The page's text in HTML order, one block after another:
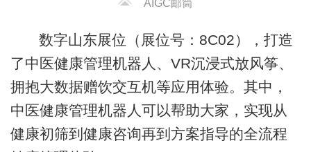
AIGC邮筒
数字山东展位（展位号：8C02），打造
了中医健康管理机器人、VR沉浸式放风筝、
拥抱大数据赠饮交互机等应用体验。其中，
中医健康管理机器人可以帮助大家，实现从
健康初筛到健康咨询再到方案指导的全流程